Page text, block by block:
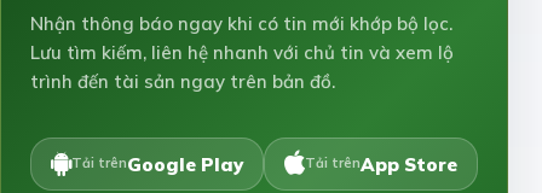
Nhận thông báo ngay khi có tin mới khớp bộ lọc.
Lưu tìm kiếm, liên hệ nhanh với chủ tin và xem lộ
trình đến tài sản ngay trên bản đồ.
Tải trênGoogle Play Tải trênApp Store